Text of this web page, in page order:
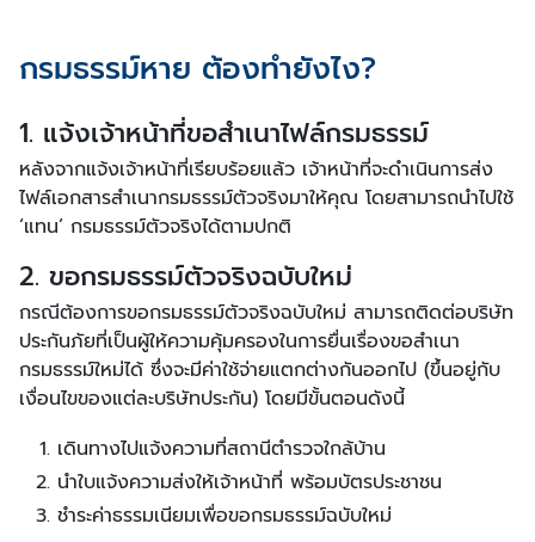
กรมธรรม์หาย ต้องทำยังไง?
1. แจ้งเจ้าหน้าที่ขอสำเนาไฟล์กรมธรรม์
หลังจากแจ้งเจ้าหน้าที่เรียบร้อยแล้ว เจ้าหน้าที่จะดำเนินการส่ง
ไฟล์เอกสารสำเนากรมธรรม์ตัวจริงมาให้คุณ โดยสามารถนำไปใช้
‘แทน’ กรมธรรม์ตัวจริงได้ตามปกติ
2. ขอกรมธรรม์ตัวจริงฉบับใหม่
กรณีต้องการขอกรมธรรม์ตัวจริงฉบับใหม่ สามารถติดต่อบริษัท
ประกันภัยที่เป็นผู้ให้ความคุ้มครองในการยื่นเรื่องขอสำเนา
กรมธรรม์ใหม่ได้ ซึ่งจะมีค่าใช้จ่ายแตกต่างกันออกไป (ขึ้นอยู่กับ
เงื่อนไขของแต่ละบริษัทประกัน) โดยมีขั้นตอนดังนี้
เดินทางไปแจ้งความที่สถานีตำรวจใกล้บ้าน
นำใบแจ้งความส่งให้เจ้าหน้าที่ พร้อมบัตรประชาชน
ชำระค่าธรรมเนียมเพื่อขอกรมธรรม์ฉบับใหม่